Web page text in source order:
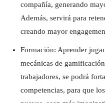
compañía, generando
Además, servirá para
creando mayor
Formación: Aprender
mecánicas de
trabajadores, se podrá
competencias, para que